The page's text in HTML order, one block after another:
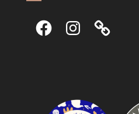
FacebookInstagram